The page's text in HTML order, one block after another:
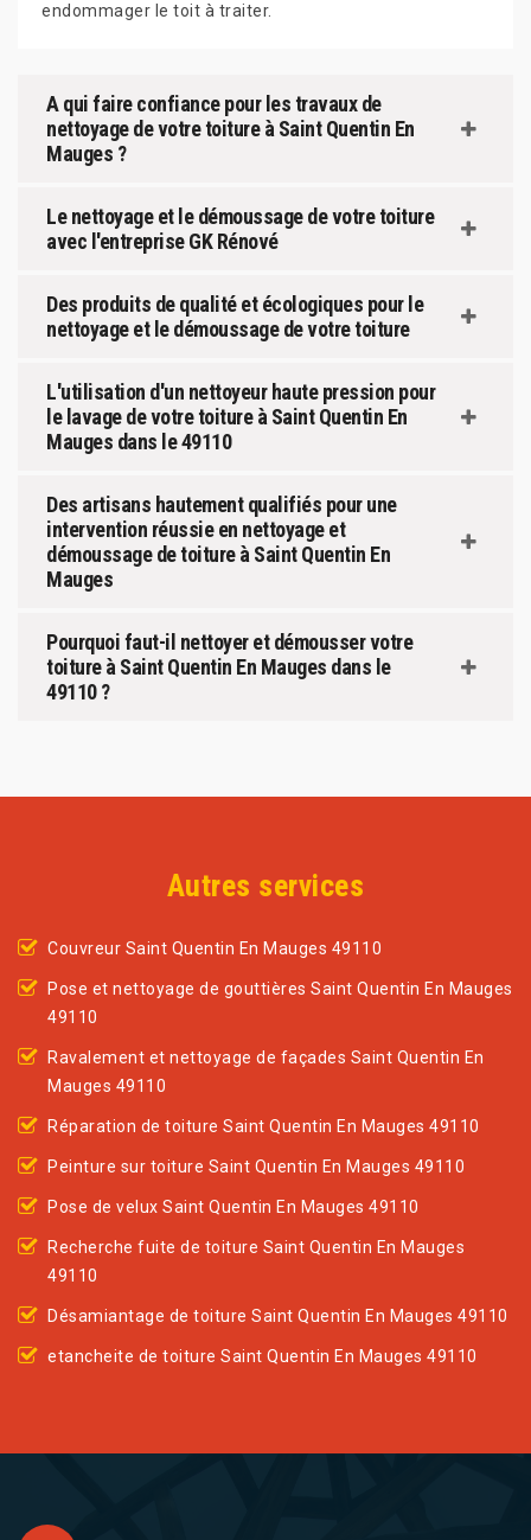
endommager le toit à traiter.
A qui faire confiance pour les travaux de
nettoyage de votre toiture à Saint Quentin En
Mauges ?
Le nettoyage et le démoussage de votre toiture
avec l'entreprise GK Rénové
Des produits de qualité et écologiques pour le
nettoyage et le démoussage de votre toiture
L'utilisation d'un nettoyeur haute pression pour
le lavage de votre toiture à Saint Quentin En
Mauges dans le 49110
Des artisans hautement qualifiés pour une
intervention réussie en nettoyage et
démoussage de toiture à Saint Quentin En
Mauges
Pourquoi faut-il nettoyer et démousser votre
toiture à Saint Quentin En Mauges dans le
49110 ?
Autres services
Couvreur Saint Quentin En Mauges 49110
Pose et nettoyage de gouttières Saint Quentin En Mauges
49110
Ravalement et nettoyage de façades Saint Quentin En
Mauges 49110
Réparation de toiture Saint Quentin En Mauges 49110
Peinture sur toiture Saint Quentin En Mauges 49110
Pose de velux Saint Quentin En Mauges 49110
Recherche fuite de toiture Saint Quentin En Mauges
49110
Désamiantage de toiture Saint Quentin En Mauges 49110
etancheite de toiture Saint Quentin En Mauges 49110